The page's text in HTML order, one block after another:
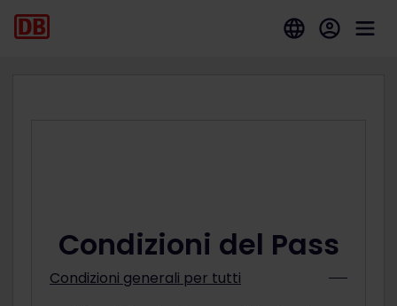
Condizioni del Pass
Condizioni generali per tutti